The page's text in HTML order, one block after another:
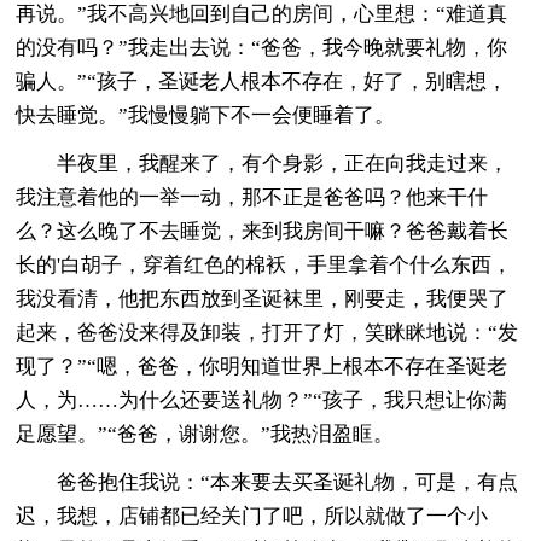
再说。”我不高兴地回到自己的房间，心里想：“难道真
的没有吗？”我走出去说：“爸爸，我今晚就要礼物，你
骗人。”“孩子，圣诞老人根本不存在，好了，别瞎想，
快去睡觉。”我慢慢躺下不一会便睡着了。
半夜里，我醒来了，有个身影，正在向我走过来，
我注意着他的一举一动，那不正是爸爸吗？他来干什
么？这么晚了不去睡觉，来到我房间干嘛？爸爸戴着长
长的'白胡子，穿着红色的棉袄，手里拿着个什么东西，
我没看清，他把东西放到圣诞袜里，刚要走，我便哭了
起来，爸爸没来得及卸装，打开了灯，笑眯眯地说：“发
现了？”“嗯，爸爸，你明知道世界上根本不存在圣诞老
人，为……为什么还要送礼物？”“孩子，我只想让你满
足愿望。”“爸爸，谢谢您。”我热泪盈眶。
爸爸抱住我说：“本来要去买圣诞礼物，可是，有点
迟，我想，店铺都已经关门了吧，所以就做了一个小